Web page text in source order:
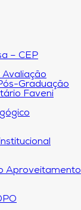
– CEP
Avaliação
Graduação
Faveni
Aproveitamento